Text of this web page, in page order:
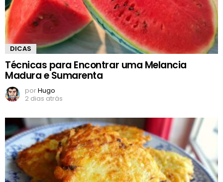
DICAS
Técnicas para Encontrar uma Melancia
Madura e Sumarenta
porHugo
2 dias atrás